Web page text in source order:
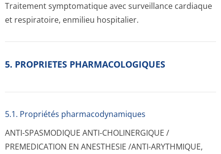
Traitement symptomatique avec surveillance cardiaque
et respiratoire, enmilieu hospitalier.
5. PROPRIETES PHARMACOLOGIQUES
5.1. Propriétés pharmacodynami­ques
ANTI-SPASMODIQUE ANTI-CHOLINERGIQUE /
PREMEDICATION EN ANESTHESIE /ANTI-ARYTHMIQUE,